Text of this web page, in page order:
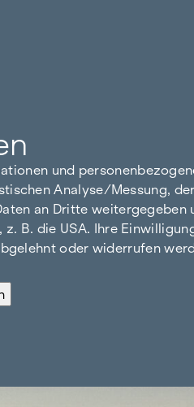
und
Analyse/Messung,
an Dritte weitergegeben
B. die USA. Ihre
oder widerrufen